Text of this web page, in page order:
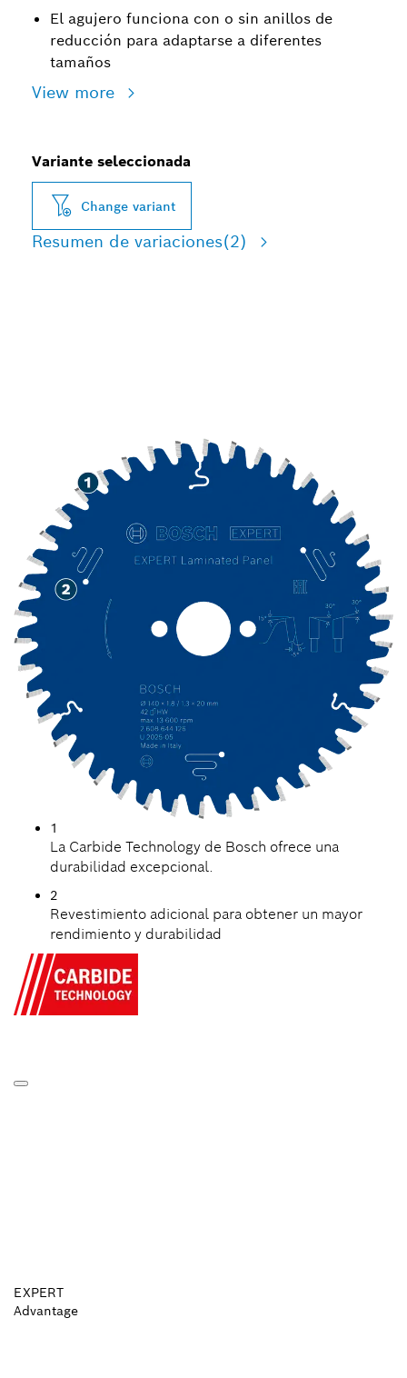
El agujero funciona con o sin anillos de
reducción para adaptarse a diferentes
tamaños
View more
Variante seleccionada
Change variant
Resumen de variaciones(2)
1
La Carbide Technology de Bosch ofrece una
durabilidad excepcional.
2
Revestimiento adicional para obtener un mayor
rendimiento y durabilidad
EXPERT
Advantage